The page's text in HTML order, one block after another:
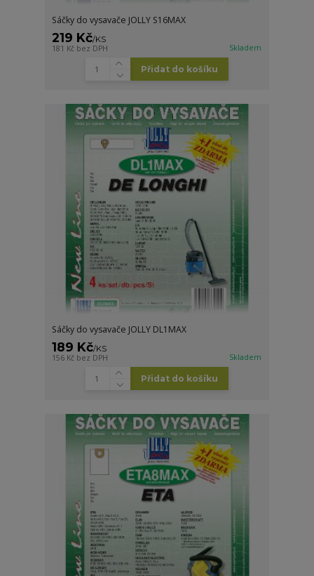
Sáčky do vysavače JOLLY S16MAX
219 Kč/KS
181 Kč bez DPH Skladem
Přidat do košíku
Sáčky do vysavače JOLLY DL1MAX
189 Kč/KS
156 Kč bez DPH Skladem
Přidat do košíku